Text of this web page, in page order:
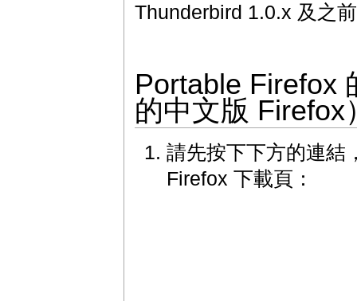
Thunderbird 1.0.x 及之
Portable Firefox
的中文版 Firefox
請先按下下方的連結
Firefox 下載頁：